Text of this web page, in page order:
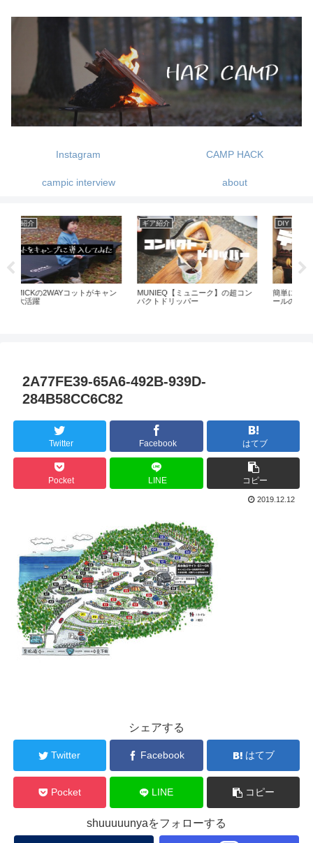
Instagram CAMP HACK
campic interview about
DIY
簡単に収納棚の増設 ディアウォ
ールの紹介
キャンプ
1歳児とキャンプを楽しむ
2A77FE39-65A6-492B-939D-
284B58CC6C82
Twitter Facebook はてブ
Pocket LINE コピー
2019.12.12
シェアする
Twitter Facebook はてブ
Pocket LINE コピー
shuuuuunyaをフォローする